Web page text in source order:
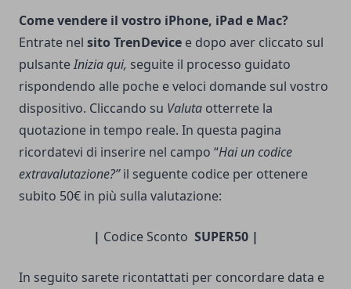
Come vendere il vostro iPhone, iPad e Mac?
Entrate nel sito TrenDevice e dopo aver cliccato sul
pulsanteInizia qui, seguite il processo guidato
rispondendo alle poche e veloci domande sul vostro
dispositivo. Cliccando su Valuta otterrete la
quotazione in tempo reale. In questa pagina
ricordatevi di inserire nel campo “Hai un codice
extravalutazione?”il seguente codice per ottenere
subito 50€ in più sulla valutazione:
| Codice Sconto SUPER50 |
In seguito sarete ricontattati per concordare data e